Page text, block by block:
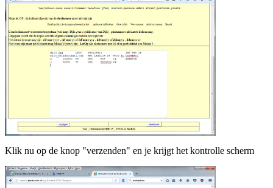
Klik nu op de knop "verzenden" en je krijgt het kontrolle scherm